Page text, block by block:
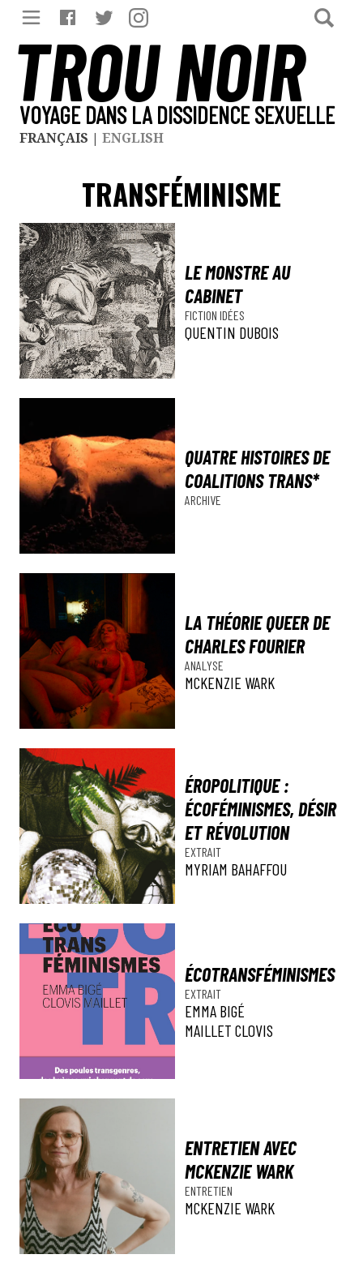
TROU NOIR
VOYAGE DANS LA DISSIDENCE SEXUELLE
FRANÇAIS | ENGLISH
TRANSFÉMINISME
LE MONSTRE AU
CABINET
FICTION IDÉES
QUENTIN DUBOIS
QUATRE HISTOIRES DE
COALITIONS TRANS*
ARCHIVE
LA THÉORIE QUEER DE
CHARLES FOURIER
ANALYSE
MCKENZIE WARK
ÉROPOLITIQUE :
ÉCOFÉMINISMES, DÉSIR
ET RÉVOLUTION
EXTRAIT
MYRIAM BAHAFFOU
ÉCOTRANSFÉMINISMES
EXTRAIT
EMMA BIGÉ
MAILLET CLOVIS
ENTRETIEN AVEC
MCKENZIE WARK
ENTRETIEN
MCKENZIE WARK